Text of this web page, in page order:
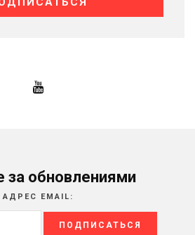
за обновлениями
АДРЕС EMAIL: